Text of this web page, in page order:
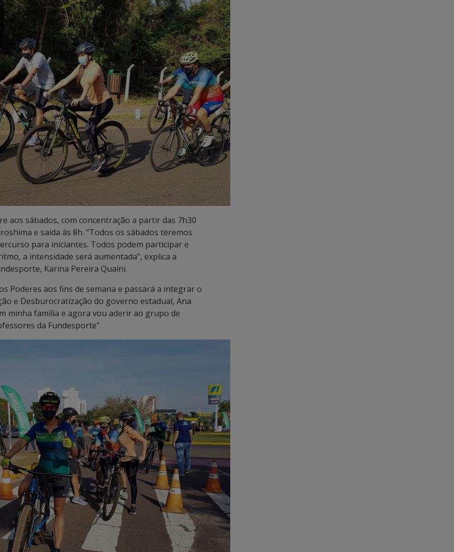
aos sábados, com concentração a partir das 7h30
e saída às 8h. “Todos os sábados teremos
para iniciantes. Todos podem participar e
a intensidade será aumentada”, explica a
Karina Pereira Quaini.
Poderes aos fins de semana e passará a integrar o
e Desburocratização do governo estadual, Ana
minha família e agora vou aderir ao grupo de
da Fundesporte”.